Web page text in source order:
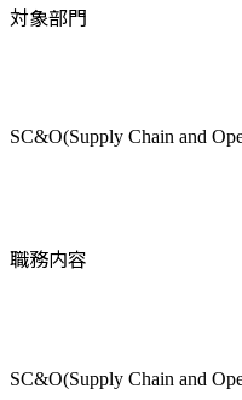
対象部門
SC&O(Supply Chain and
職務内容
SC&O(Supply Chain and